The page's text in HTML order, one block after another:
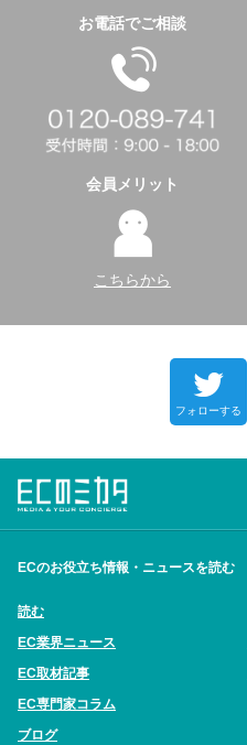
お電話でご相談
会員メリット
こちらから
フォローする
ECのお役立ち情報・ニュースを読む
読む
EC業界ニュース
EC取材記事
EC専門家コラム
ブログ